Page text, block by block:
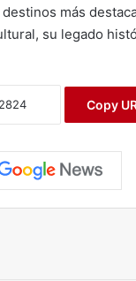
más
su legado
Copy